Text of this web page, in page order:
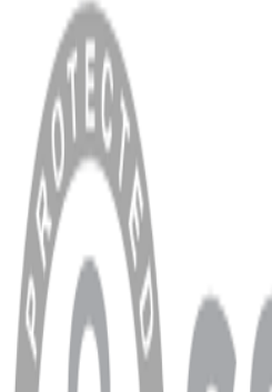
MENÜ
Anasayfa
Hakkımızda
Blog
MÜŞTERİ HİZMETLERİ
Hesabım
Sipariş Sorgulama
Banka Hesap Bilgileri
YARDIM VE DESTEK
Ödeme ve Teslimat Şartları
Garanti ve İade Şartları